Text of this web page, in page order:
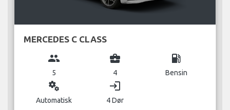
MERCEDES C CLASS
group
5
business_center
4
local_gas_station
Bensin
miscellaneous_services
Automatisk
login
4 Dør